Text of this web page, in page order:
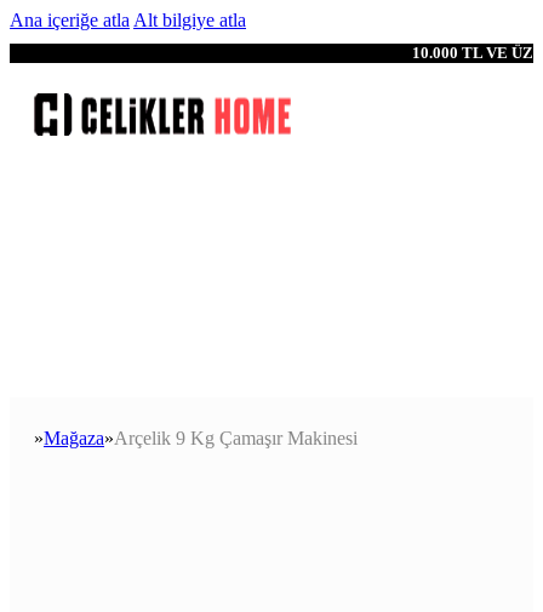
Ana içeriğe atla Alt bilgiye atla
10.000 TL VE
Anasayfa
Mağaza Arçelik 9 Kg Çamaşır Makinesi